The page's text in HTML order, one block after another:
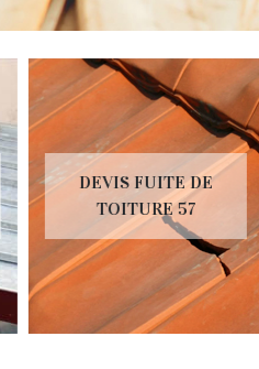
DEVIS FUITE DE
TOITURE 57